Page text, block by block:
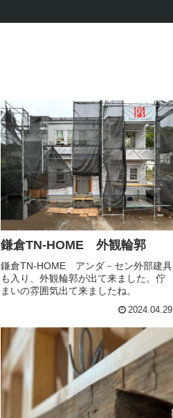
鎌倉TN-HOME 外観輪郭
鎌倉TN-HOME アンダ－セン外部建具
も入り、外観輪郭が出て来ました。佇
まいの雰囲気出て来ましたね。
2024.04.29